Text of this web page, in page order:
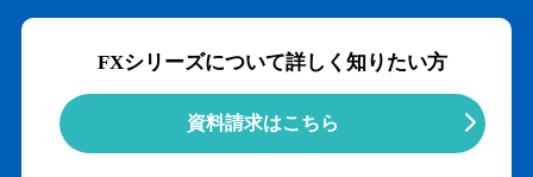
FXシリーズについて詳しく知りたい方
資料請求はこちら